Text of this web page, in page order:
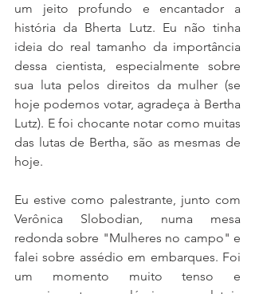
um jeito profundo e encantador a
história da Bherta Lutz. Eu não tinha
ideia do real tamanho da importância
dessa cientista, especialmente sobre
sua luta pelos direitos da mulher (se
hoje podemos votar, agradeça à Bertha
Lutz). E foi chocante notar como muitas
das lutas de Bertha, são as mesmas de
hoje.
Eu estive como palestrante, junto com
Verônica Slobodian, numa mesa
redonda sobre "Mulheres no campo" e
falei sobre assédio em embarques. Foi
um momento muito tenso e